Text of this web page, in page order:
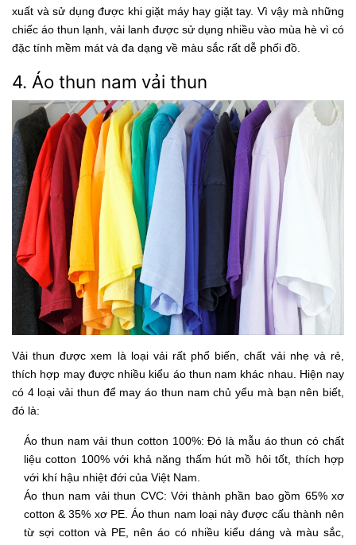
xuất và sử dụng được khi giặt máy hay giặt tay. Vì vậy mà những
chiếc áo thun lạnh, vải lanh được sử dụng nhiều vào mùa hè vì có
đặc tính mềm mát và đa dạng về màu sắc rất dễ phối đồ.
4. Áo thun nam vải thun
Vải thun được xem là loại vải rất phổ biến, chất vải nhẹ và rẻ,
thích hợp may được nhiều kiểu áo thun nam khác nhau. Hiện nay
có 4 loại vải thun để may áo thun nam chủ yếu mà bạn nên biết,
đó là:
Áo thun nam vải thun cotton 100%: Đó là mẫu áo thun có chất
liệu cotton 100% với khả năng thấm hút mồ hôi tốt, thích hợp
với khí hậu nhiệt đới của Việt Nam.
Áo thun nam vải thun CVC: Với thành phần bao gồm 65% xơ
cotton & 35% xơ PE. Áo thun nam loại này được cấu thành nên
từ sợi cotton và PE, nên áo có nhiều kiểu dáng và màu sắc,